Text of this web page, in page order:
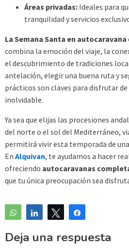
Áreas privadas: Ideales para
tranquilidad y servicios
La Semana Santa en autocaravana
combina la emoción del viaje, la
el descubrimiento de tradiciones
antelación, elegir una buena ruta y
prácticos son claves para disfrutar de
inolvidable.
Ya sea que elijas las procesiones
del norte o el sol del Mediterráneo,
permitirá vivir esta temporada de
En Alquivan, te ayudamos a hacer
ofreciendo autocaravanas
que tu única preocupación sea
WhatsAppCompartirTwittear
Deja una respuesta